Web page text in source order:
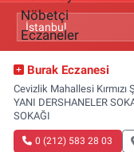
Burak Eczanesi
Cevizlik Mahallesi
YANI DERSHANELER
SOKAĞI
0 (212) 583 28 03